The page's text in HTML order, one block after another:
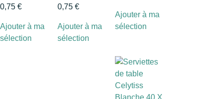
0,75 €
Ajouter à ma
sélection
0,75 €
Ajouter à ma
sélection
Ajouter à ma
sélection